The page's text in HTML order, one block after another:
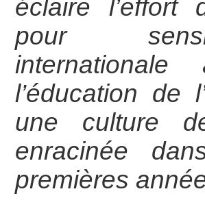
éclaire l’effort
pour
l’éducation de
une culture
enracinée
premières